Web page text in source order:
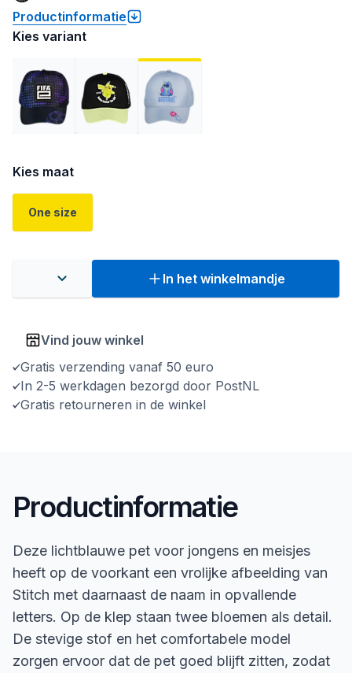
Productinformatie
Kies variant
Kies maat
One size
In het winkelmandje
Vind jouw winkel
Gratis verzending vanaf 50 euro
In 2-5 werkdagen bezorgd door PostNL
Gratis retourneren in de winkel
Productinformatie
Deze lichtblauwe pet voor jongens en meisjes
heeft op de voorkant een vrolijke afbeelding van
Stitch met daarnaast de naam in opvallende
letters. Op de klep staan twee bloemen als detail.
De stevige stof en het comfortabele model
zorgen ervoor dat de pet goed blijft zitten, zodat